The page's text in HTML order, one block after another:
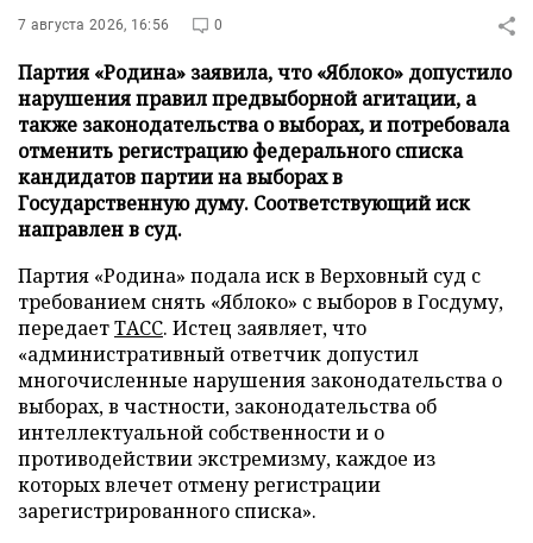
7 августа 2026, 16:56 0
Партия «Родина» заявила, что «Яблоко» допустило
нарушения правил предвыборной агитации, а
также законодательства о выборах, и потребовала
отменить регистрацию федерального списка
кандидатов партии на выборах в
Государственную думу. Соответствующий иск
направлен в суд.
Партия «Родина» подала иск в Верховный суд с
требованием снять «Яблоко» с выборов в Госдуму,
передаетТАСС. Истец заявляет, что
«административный ответчик допустил
многочисленные нарушения законодательства о
выборах, в частности, законодательства об
интеллектуальной собственности и о
противодействии экстремизму, каждое из
которых влечет отмену регистрации
зарегистрированного списка».